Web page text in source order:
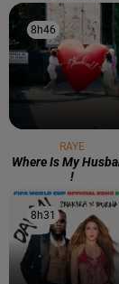
8h46
8h46
RAYE
Where Is My
!
8h31
8h31